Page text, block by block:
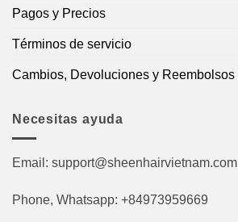
Pagos y Precios
Términos de servicio
Cambios, Devoluciones y Reembolsos
Necesitas ayuda
Email: support@sheenhairvietnam.com
Phone, Whatsapp: +84973959669